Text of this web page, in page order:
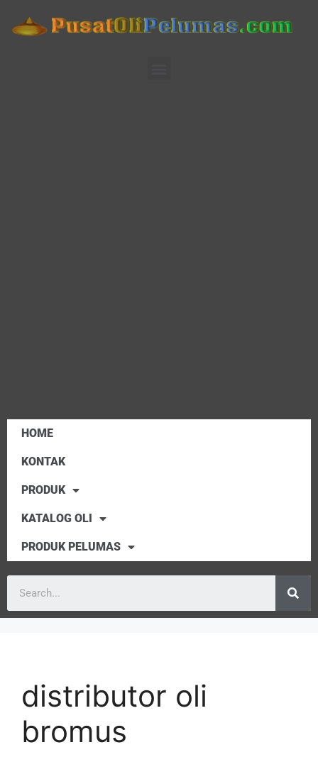
HOME
KONTAK
PRODUK
KATALOG OLI
PRODUK PELUMAS
distributor oli
bromus